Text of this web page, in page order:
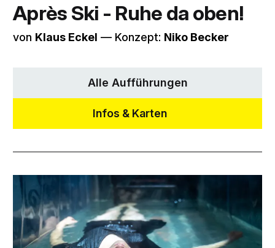
Après Ski - Ruhe da oben!
von Klaus Eckel –– Konzept: Niko Becker
Alle Aufführungen
Infos & Karten